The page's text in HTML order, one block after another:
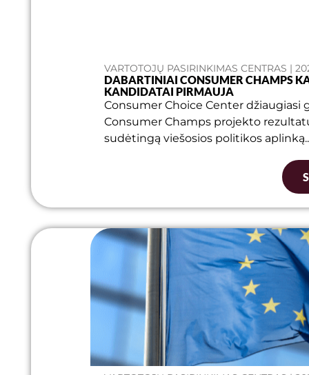
VARTOTOJŲ PASIRINKIMAS CENTRAS |
DABARTINIAI CONSUMER CHAMPS
KANDIDATAI PIRMAUJA
Consumer Choice Center
Consumer Champs projekto
sudėtingą viešosios politikos